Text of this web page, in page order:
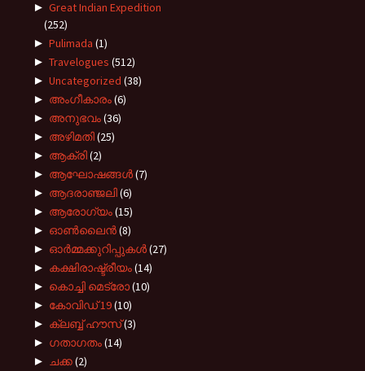
► Great Indian Expedition
(252)
► Pulimada (1)
► Travelogues (512)
► Uncategorized (38)
► അംഗീകാരം(6)
► അനുഭവം(36)
► അഴിമതി(25)
► ആക്രി(2)
► ആഘോഷങ്ങൾ(7)
► ആദരാഞ്ജലി(6)
► ആരോഗ്യം(15)
► ഓൺലൈൻ(8)
► ഓർമ്മക്കുറിപ്പുകൾ(27)
► കക്ഷിരാഷ്ട്രീയം(14)
► കൊച്ചി മെട്രോ(10)
► കോവിഡ് 19(10)
► ക്ലബ്ബ് ഹൗസ്(3)
► ഗതാഗതം(14)
► ചക്ക(2)